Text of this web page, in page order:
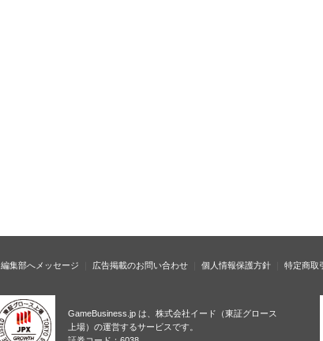
編集部へメッセージ 広告掲載のお問い合わせ 個人情報保護方針 特定商取
GameBusiness.jp は、株式会社イード（東証グロース
上場）の運営するサービスです。